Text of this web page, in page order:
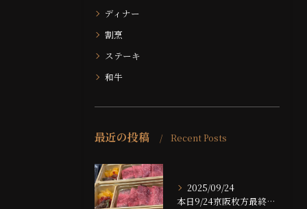
ディナー
割烹
ステーキ
和牛
最近の投稿 Recent Posts
2025/09/24
本日9/24京阪枚方最終日です！！